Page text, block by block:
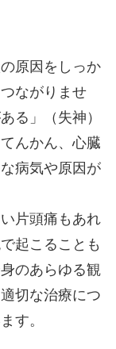
原因をしっか
ながりませ
る」（失神）
んかん、心臓
病気や原因が
片頭痛もあれ
起こることも
のあらゆる観
切な治療につ
す。